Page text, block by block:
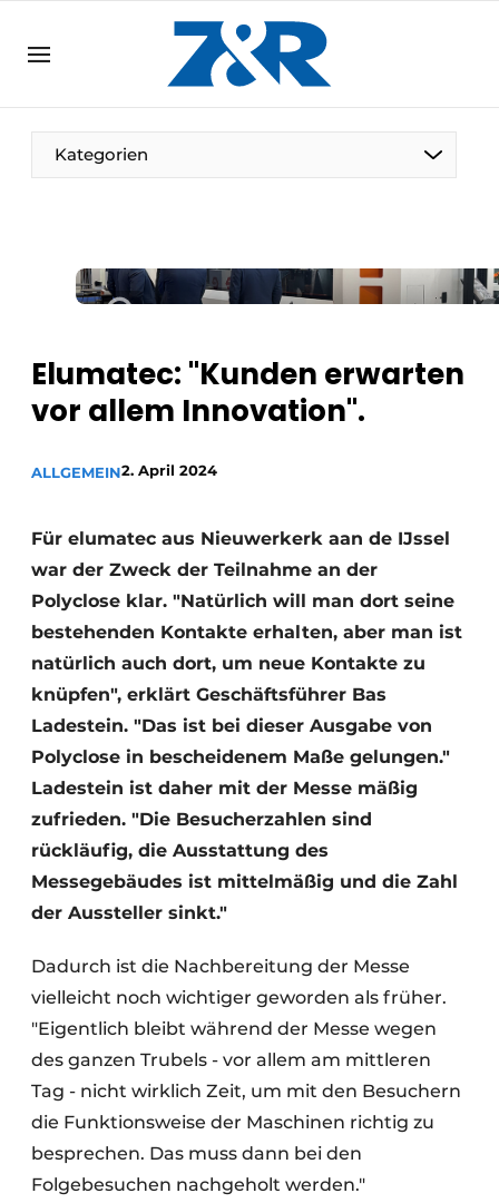
DE EN
DE
Kategorien
Elumatec: "Kunden erwarten
vor allem Innovation".
ALLGEMEIN2. April 2024
Für elumatec aus Nieuwerkerk aan de IJssel
war der Zweck der Teilnahme an der
Polyclose klar. "Natürlich will man dort seine
bestehenden Kontakte erhalten, aber man ist
natürlich auch dort, um neue Kontakte zu
knüpfen", erklärt Geschäftsführer Bas
Ladestein. "Das ist bei dieser Ausgabe von
Polyclose in bescheidenem Maße gelungen."
Ladestein ist daher mit der Messe mäßig
zufrieden. "Die Besucherzahlen sind
rückläufig, die Ausstattung des
Messegebäudes ist mittelmäßig und die Zahl
der Aussteller sinkt."
Dadurch ist die Nachbereitung der Messe
vielleicht noch wichtiger geworden als früher.
"Eigentlich bleibt während der Messe wegen
des ganzen Trubels - vor allem am mittleren
Tag - nicht wirklich Zeit, um mit den Besuchern
die Funktionsweise der Maschinen richtig zu
besprechen. Das muss dann bei den
Folgebesuchen nachgeholt werden."